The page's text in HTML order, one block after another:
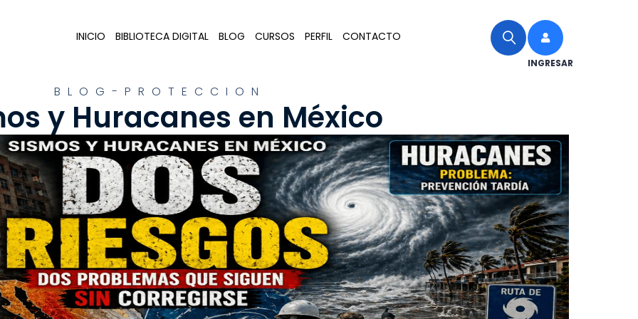
INICIO BIBLIOTECA DIGITAL BLOG CURSOS PERFIL CONTACTO
INGRESAR
BLOG-PROTECCION
y Huracanes en México